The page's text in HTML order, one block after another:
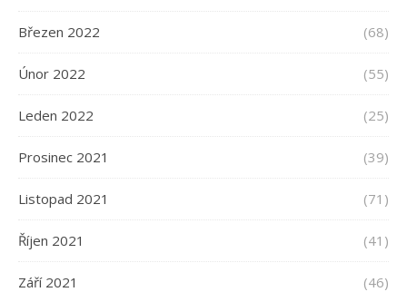
Březen 2022 (68)
Únor 2022 (55)
Leden 2022 (25)
Prosinec 2021 (39)
Listopad 2021 (71)
Říjen 2021 (41)
Září 2021 (46)